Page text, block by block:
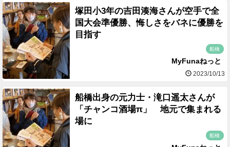
塚田小3年の吉田湊海さんが空手で全
国大会準優勝、悔しさをバネに優勝を
目指す
船橋
MyFunaねっと
2023/10/13
船橋出身の元力士・滝口遥太さんが
「チャンコ酒場π」 地元で集まれる
場に
船橋